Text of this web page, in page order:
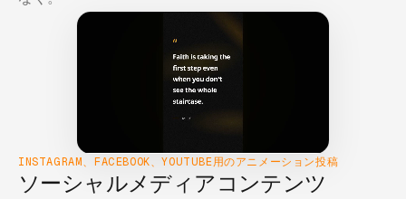
INSTAGRAM、FACEBOOK、YOUTUBE用のアニメーション投稿
ソーシャルメディアコンテンツ